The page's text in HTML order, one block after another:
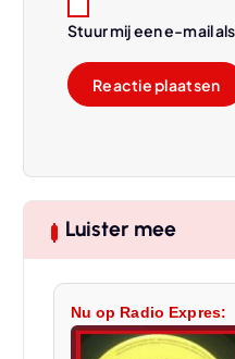
Stuur mij een e-mail
Luister mee
Nu op Radio Expres: